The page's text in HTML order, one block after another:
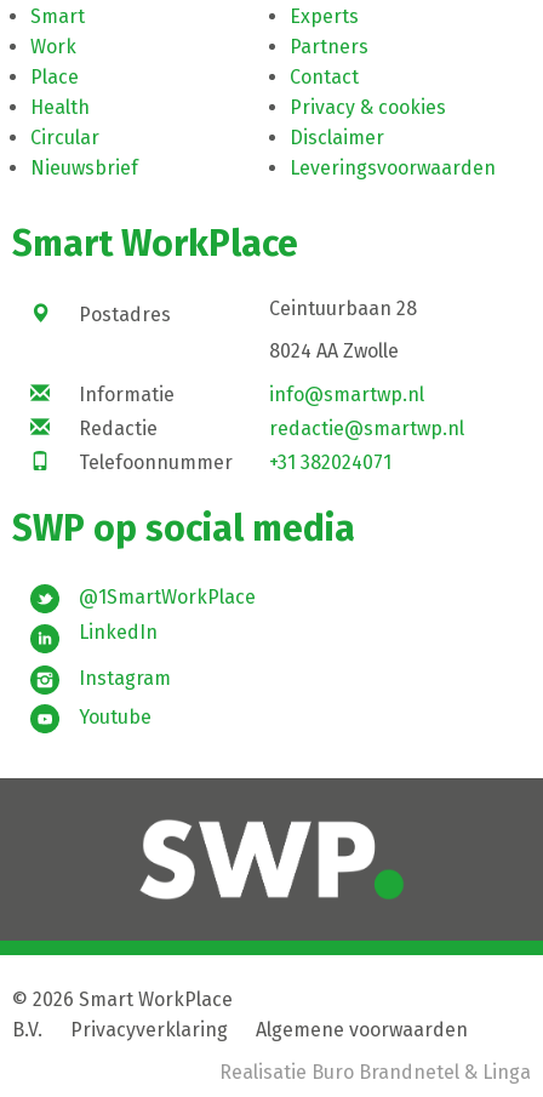
Smart
Work
Place
Health
Circular
Nieuwsbrief
Experts
Partners
Contact
Privacy & cookies
Disclaimer
Leveringsvoorwaarden
Smart WorkPlace
Postadres
Ceintuurbaan 28
8024 AA Zwolle
Informatie
info@smartwp.nl
Redactie
redactie@smartwp.nl
Telefoonnummer
+31 382024071
SWP op social media
@1SmartWorkPlace
LinkedIn
Instagram
Youtube
© 2026 Smart WorkPlace
B.V.
Privacyverklaring
Algemene voorwaarden
Realisatie Buro Brandnetel & Linga